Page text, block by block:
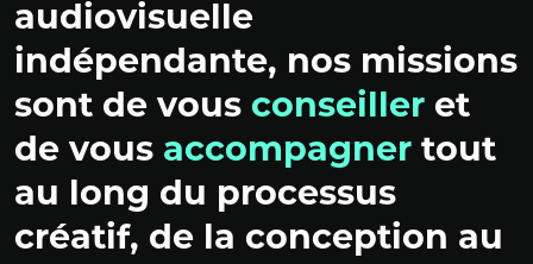
audiovisuelle
indépendante, nos missions
sont de vous conseiller et
de vous accompagner tout
au long du processus
créatif, de la conception au